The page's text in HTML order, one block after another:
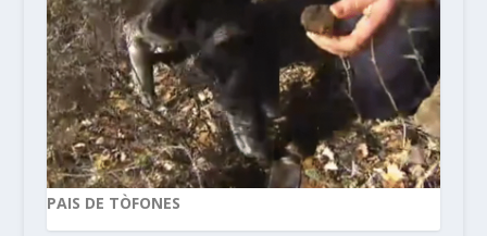
PAIS DE TÒFONES